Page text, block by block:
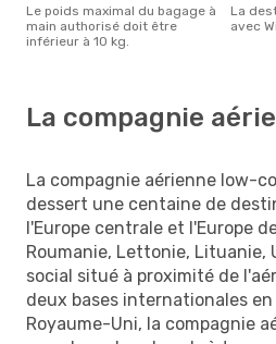
Le poids maximal du bagage à
main authorisé doit être
inférieur à 10 kg.
La destination la plus convoitée
avec
La compagnie
La compagnie aérienne low-
dessert une centaine de
l'Europe centrale et l'Europe
Roumanie, Lettonie, Lituanie,
social situé à proximité de
deux bases internationales
Royaume-Uni, la compagnie